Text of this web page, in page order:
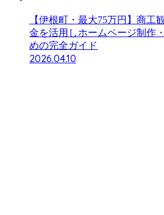
【伊根町・最大75万円】商工
金を活用しホームページ制作
めの完全ガイド
2026.04.10